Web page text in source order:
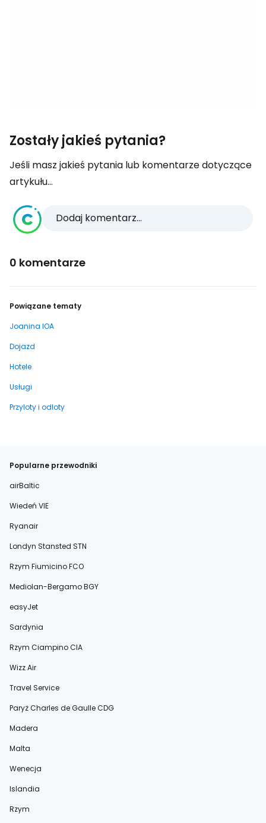
Zostały jakieś pytania?
Jeśli masz jakieś pytania lub komentarze dotyczące
artykułu...
Dodaj komentarz...
0 komentarze
Powiązane tematy
Joanina IOA
Dojazd
Hotele
Usługi
Przyloty i odloty
Popularne przewodniki
airBaltic
Wiedeń VIE
Ryanair
Londyn Stansted STN
Rzym Fiumicino FCO
Mediolan-Bergamo BGY
easyJet
Sardynia
Rzym Ciampino CIA
Wizz Air
Travel Service
Paryż Charles de Gaulle CDG
Madera
Malta
Wenecja
Islandia
Rzym